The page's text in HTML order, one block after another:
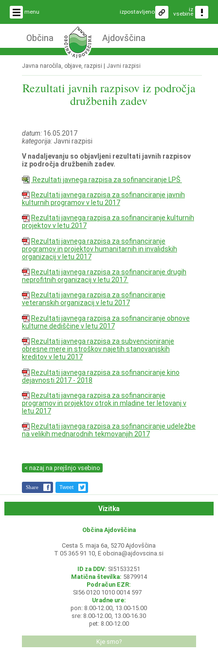
menu iz
vsebine
izpostavljeno
Občina Ajdovščina
Javna naročila, objave, razpisi | Javni razpisi
Rezultati javnih razpisov iz področja
družbenih zadev
datum:16.05.2017
kategorija:Javni razpisi
V nadaljevanju so objavljeni rezultati javnih razpisov
iz področja družbenih zadev.
Rezultati javnega razpisa za sofinanciranje LPŠ
Rezultati javnega razpisa za sofinanciranje javnih
kulturnih programov v letu 2017
Rezultati javnega razpisa za sofinanciranje kulturnih
projektov v letu 2017
Rezultati javnega razpisa za sofinanciranje
programov in projektov humanitarnih in invalidskih
organizacij v letu 2017
Rezultati javnega razpisa za sofinanciranje drugih
neprofitnih organizacij v letu 2017
Rezultati javnega razpisa za sofinanciranje
veteranskih organizacij v letu 2017
Rezultati javnega razpisa za sofinanciranje obnove
kulturne dediščine v letu 2017
Rezultati javnega razpisa za subvencioniranje
obresne mere in stroškov najetih stanovanjskih
kreditov v letu 2017
Rezultati javnega razpisa za sofinanciranje kino
dejavnosti 2017 - 2018
Rezultati javnega razpisa za sofinanciranje
programov in projektov otrok in mladine ter letovanj v
letu 2017
Rezultati javnega razpisa za sofinanciranje udeležbe
na velikih mednarodnih tekmovanjih 2017
< nazaj na prejšnjo vsebino
Share Tweet
Vizitka
Občina Ajdovščina
Cesta 5. maja 6a, 5270 Ajdovščina
T 05 365 91 10, E obcina@ajdovscina.si
ID za DDV: SI51533251
Matična številka: 5879914
Podračun EZR:
SI56 0120 1010 0014 597
Uradne ure:
pon: 8.00-12.00, 13.00-15.00
sre: 8.00-12.00, 13.00-16.30
pet: 8.00-12.00
Kje smo?